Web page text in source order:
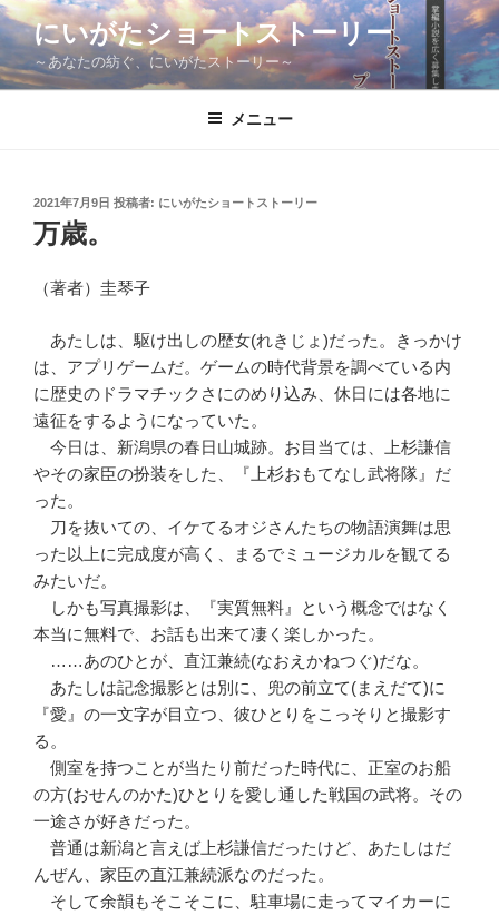
コ
ン
テ
ン
にいがたショートストーリー
～あなたの紡ぐ、にいがたストーリー～
メニュー
投
稿
日:
2021年7月9日 投稿者: にいがたショートストーリー
万歳。
（著者）圭琴子
あたしは、駆け出しの歴女(れきじょ)だった。きっかけ
は、アプリゲームだ。ゲームの時代背景を調べている内
に歴史のドラマチックさにのめり込み、休日には各地に
遠征をするようになっていた。
今日は、新潟県の春日山城跡。お目当ては、上杉謙信
やその家臣の扮装をした、『上杉おもてなし武将隊』だ
った。
刀を抜いての、イケてるオジさんたちの物語演舞は思
った以上に完成度が高く、まるでミュージカルを観てる
みたいだ。
しかも写真撮影は、『実質無料』という概念ではなく
本当に無料で、お話も出来て凄く楽しかった。
……あのひとが、直江兼続(なおえかねつぐ)だな。
あたしは記念撮影とは別に、兜の前立て(まえだて)に
『愛』の一文字が目立つ、彼ひとりをこっそりと撮影す
る。
側室を持つことが当たり前だった時代に、正室のお船
の方(おせんのかた)ひとりを愛し通した戦国の武将。その
一途さが好きだった。
普通は新潟と言えば上杉謙信だったけど、あたしはだ
んぜん、家臣の直江兼続派なのだった。
そして余韻もそこそこに、駐車場に走ってマイカーに